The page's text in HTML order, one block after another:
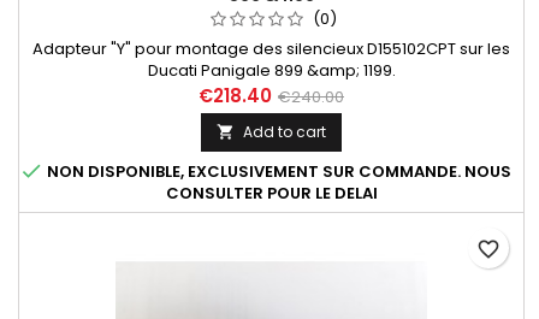
(0)
Adapteur "Y" pour montage des silencieux D155102CPT sur les
Ducati Panigale 899 &amp; 1199.
€218.40 €240.00
 Add to cart
 NON DISPONIBLE, EXCLUSIVEMENT SUR COMMANDE. NOUS
CONSULTER POUR LE DELAI
favorite_border